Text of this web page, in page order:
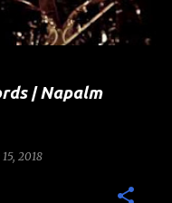
| Napalm
2018